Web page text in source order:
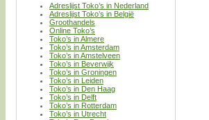
Adreslijst Toko’s in Nederland
Adreslijst Toko’s in België
Groothandels
Online Toko’s
Toko’s in Almere
Toko’s in Amsterdam
Toko’s in Amstelveen
Toko’s in Beverwijk
Toko’s in Groningen
Toko’s in Leiden
Toko’s in Den Haag
Toko’s in Delft
Toko’s in Rotterdam
Toko’s in Utrecht